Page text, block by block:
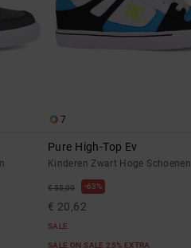
7
Pure High-Top Ev
Kinderen Zwart Hoge Schoenen
€ 55,00 63%
€ 20,62
SALE
SALE ON SALE 25% EXTRA